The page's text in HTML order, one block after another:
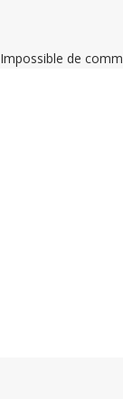
Impossible de